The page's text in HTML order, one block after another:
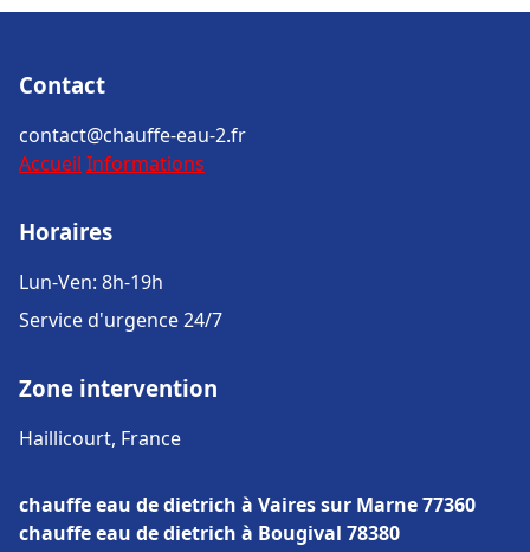
Contact
contact@chauffe-eau-2.fr
Accueil Informations
Horaires
Lun-Ven: 8h-19h
Service d'urgence 24/7
Zone intervention
Haillicourt, France
chauffe eau de dietrich à Vaires sur Marne 77360
chauffe eau de dietrich à Bougival 78380